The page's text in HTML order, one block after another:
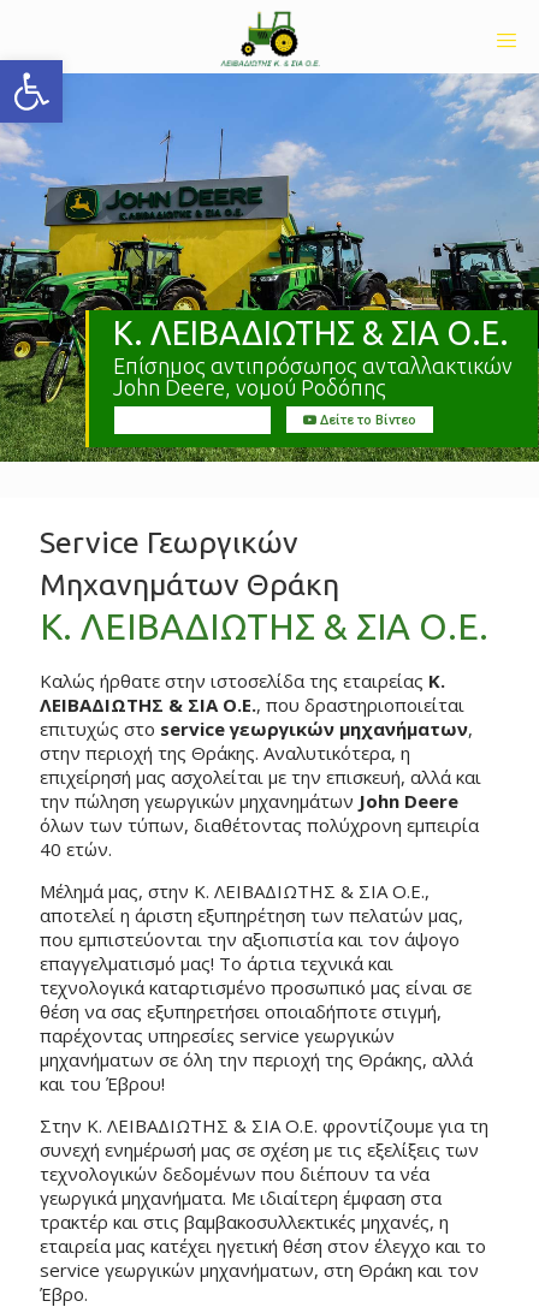
Ανοίξτε τη γραμμή εργαλείων
Επίσημος αντιπρόσωπος ανταλλακτικών
John Deere, νομού Ροδόπης
Κ. ΛΕΙΒΑΔΙΩΤΗΣ & ΣΙΑ Ο.Ε.
Δείτε το Βίντεο
Service Γεωργικών
Μηχανημάτων Θράκη
Κ. ΛΕΙΒΑΔΙΩΤΗΣ & ΣΙΑ Ο.Ε.
Καλώς ήρθατε στην ιστοσελίδα της εταιρείας Κ.
ΛΕΙΒΑΔΙΩΤΗΣ & ΣΙΑ Ο.Ε., που δραστηριοποιείται
επιτυχώς στο service γεωργικών μηχανήματων,
στην περιοχή της Θράκης. Αναλυτικότερα, η
επιχείρησή μας ασχολείται με την επισκευή, αλλά και
την πώληση γεωργικών μηχανημάτων John Deere
όλων των τύπων, διαθέτοντας πολύχρονη εμπειρία
40 ετών.
Μέλημά μας, στην Κ. ΛΕΙΒΑΔΙΩΤΗΣ & ΣΙΑ Ο.Ε.,
αποτελεί η άριστη εξυπηρέτηση των πελατών μας,
που εμπιστεύονται την αξιοπιστία και τον άψογο
επαγγελματισμό μας! Το άρτια τεχνικά και
τεχνολογικά καταρτισμένο προσωπικό μας είναι σε
θέση να σας εξυπηρετήσει οποιαδήποτε στιγμή,
παρέχοντας υπηρεσίες service γεωργικών
μηχανήματων σε όλη την περιοχή της Θράκης, αλλά
και του Έβρου!
Στην Κ. ΛΕΙΒΑΔΙΩΤΗΣ & ΣΙΑ Ο.Ε. φροντίζουμε για τη
συνεχή ενημέρωσή μας σε σχέση με τις εξελίξεις των
τεχνολογικών δεδομένων που διέπουν τα νέα
γεωργικά μηχανήματα. Με ιδιαίτερη έμφαση στα
τρακτέρ και στις βαμβακοσυλλεκτικές μηχανές, η
εταιρεία μας κατέχει ηγετική θέση στον έλεγχο και το
service γεωργικών μηχανήματων, στη Θράκη και τον
Έβρο.